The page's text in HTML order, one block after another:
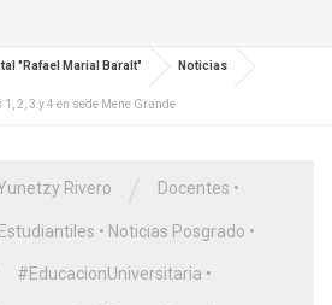
"Rafael Marial Baralt" Noticias
2, 3 y 4 en sede Mene Grande
Rivero Docentes •
• Noticias Posgrado •
#EducacionUniversitaria •